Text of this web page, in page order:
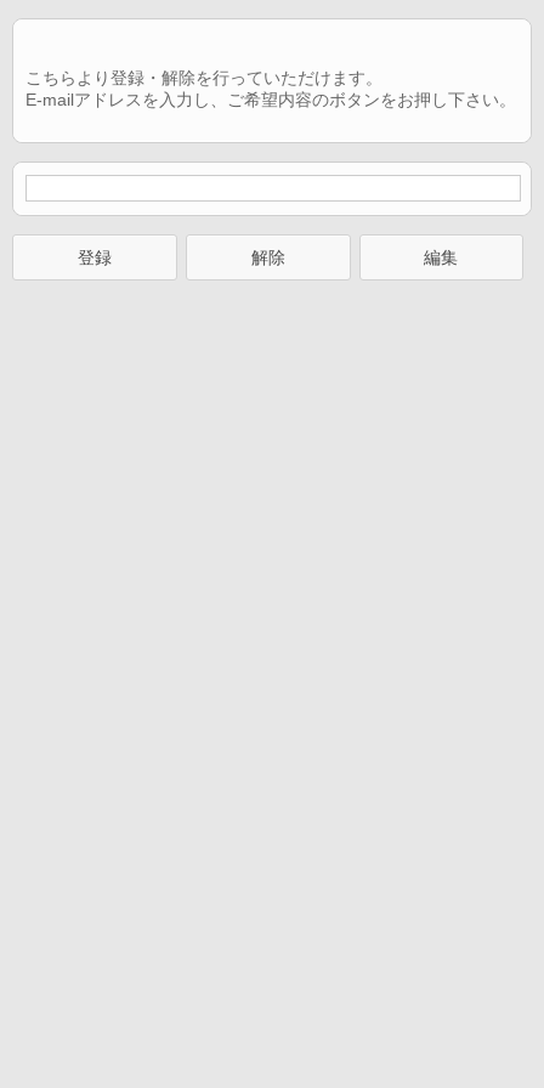
こちらより登録・解除を行っていただけます。
E-mailアドレスを入力し、ご希望内容のボタンをお押し下さい。